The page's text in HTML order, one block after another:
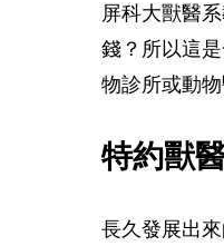
屏科大獸醫
錢？所以這
物診所或動
特約獸
長久發展出